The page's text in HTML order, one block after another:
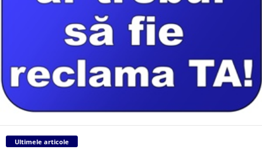
Ultimele articole